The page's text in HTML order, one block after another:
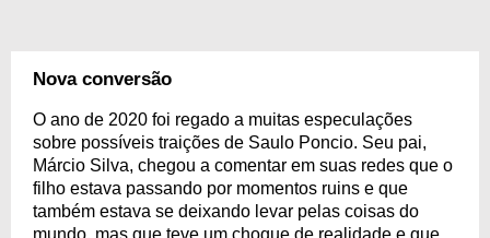
Nova conversão
O ano de 2020 foi regado a muitas especulações
sobre possíveis traições de Saulo Poncio. Seu pai,
Márcio Silva, chegou a comentar em suas redes que o
filho estava passando por momentos ruins e que
também estava se deixando levar pelas coisas do
mundo, mas que teve um choque de realidade e que